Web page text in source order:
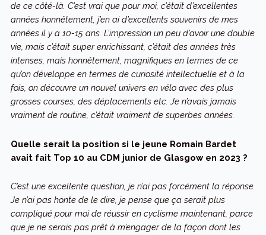
de ce côté-là. C’est vrai que pour moi, c’était d’excellentes
années honnêtement, j’en ai d’excellents souvenirs de mes
années il y a 10-15 ans. L’impression un peu d’avoir une double
vie, mais c’était super enrichissant, c’était des années très
intenses, mais honnêtement, magnifiques en termes de ce
qu’on développe en termes de curiosité intellectuelle et à la
fois, on découvre un nouvel univers en vélo avec des plus
grosses courses, des déplacements etc. Je n’avais jamais
vraiment de routine, c’était vraiment de superbes années.
Quelle serait la position si le jeune Romain Bardet
avait fait Top 10 au CDM junior de Glasgow en 2023 ?
C’est une excellente question, je n’ai pas forcément la réponse.
Je n’ai pas honte de le dire, je pense que ça serait plus
compliqué pour moi de réussir en cyclisme maintenant, parce
que je ne serais pas prêt à m’engager de la façon dont les